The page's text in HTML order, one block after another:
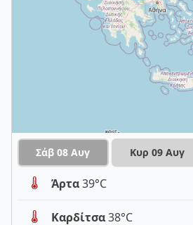
Σάβ 08 Αυγ Κυρ 09 Αυγ
Άρτα39°C
Καρδίτσα38°C